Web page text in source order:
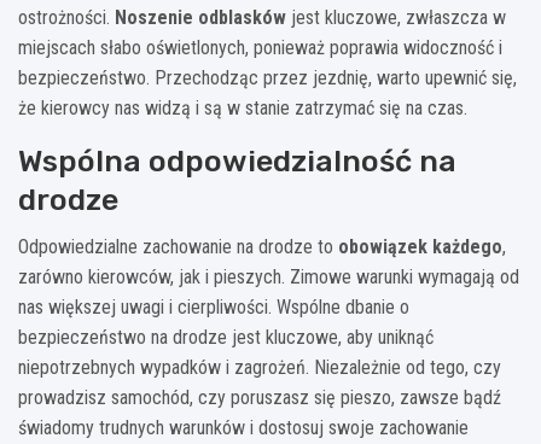
ostrożności. Noszenie odblasków jest kluczowe, zwłaszcza w
miejscach słabo oświetlonych, ponieważ poprawia widoczność i
bezpieczeństwo. Przechodząc przez jezdnię, warto upewnić się,
że kierowcy nas widzą i są w stanie zatrzymać się na czas.
Wspólna odpowiedzialność na
drodze
Odpowiedzialne zachowanie na drodze to obowiązek każdego,
zarówno kierowców, jak i pieszych. Zimowe warunki wymagają od
nas większej uwagi i cierpliwości. Wspólne dbanie o
bezpieczeństwo na drodze jest kluczowe, aby uniknąć
niepotrzebnych wypadków i zagrożeń. Niezależnie od tego, czy
prowadzisz samochód, czy poruszasz się pieszo, zawsze bądź
świadomy trudnych warunków i dostosuj swoje zachowanie